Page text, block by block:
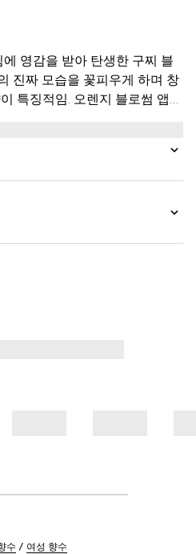
영감을 받아 탄생한 구찌 블
진짜 모습을 꽃피우게 하며 창
특징적임. 오렌지 블로썸 앱솔
베이스를 기반으로 하며 깊은
수 여성 향수